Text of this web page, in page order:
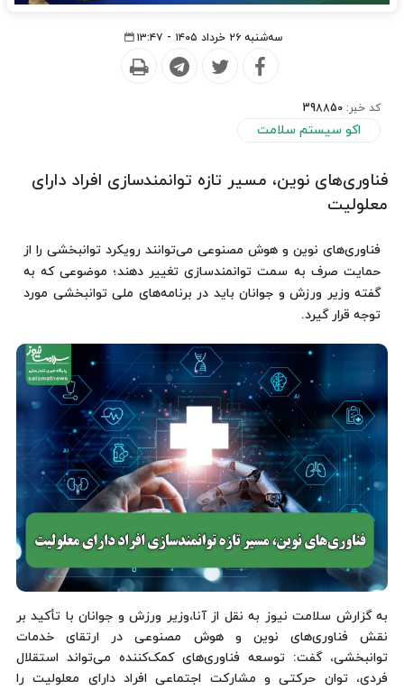
سه‌شنبه ۲۶ خرداد ۱۴۰۵ - ۱۳:۴۷
کد خبر: 398850
اکو سیستم سلامت
فناوری‌های نوین، مسیر تازه توانمندسازی افراد دارای
معلولیت
فناوری‌های نوین و هوش مصنوعی می‌توانند رویکرد توانبخشی را از
حمایت صرف به سمت توانمندسازی تغییر دهند؛ موضوعی که به
گفته وزیر ورزش و جوانان باید در برنامه‌های ملی توانبخشی مورد
توجه قرار گیرد.
به گزارش سلامت نیوز به نقل از آنا،وزیر ورزش و جوانان با تأکید بر
نقش فناوری‌های نوین و هوش مصنوعی در ارتقای خدمات
توانبخشی، گفت: توسعه فناوری‌های کمک‌کننده می‌تواند استقلال
فردی، توان حرکتی و مشارکت اجتماعی افراد دارای معلولیت را